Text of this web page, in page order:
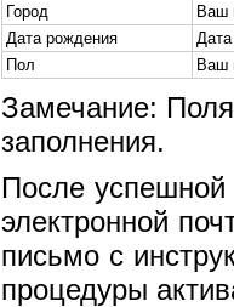
Город
Ваш
Дата рождения
Пол
Ваш
Замечание:
заполнения.
После
электронной
письмо с
процедуры